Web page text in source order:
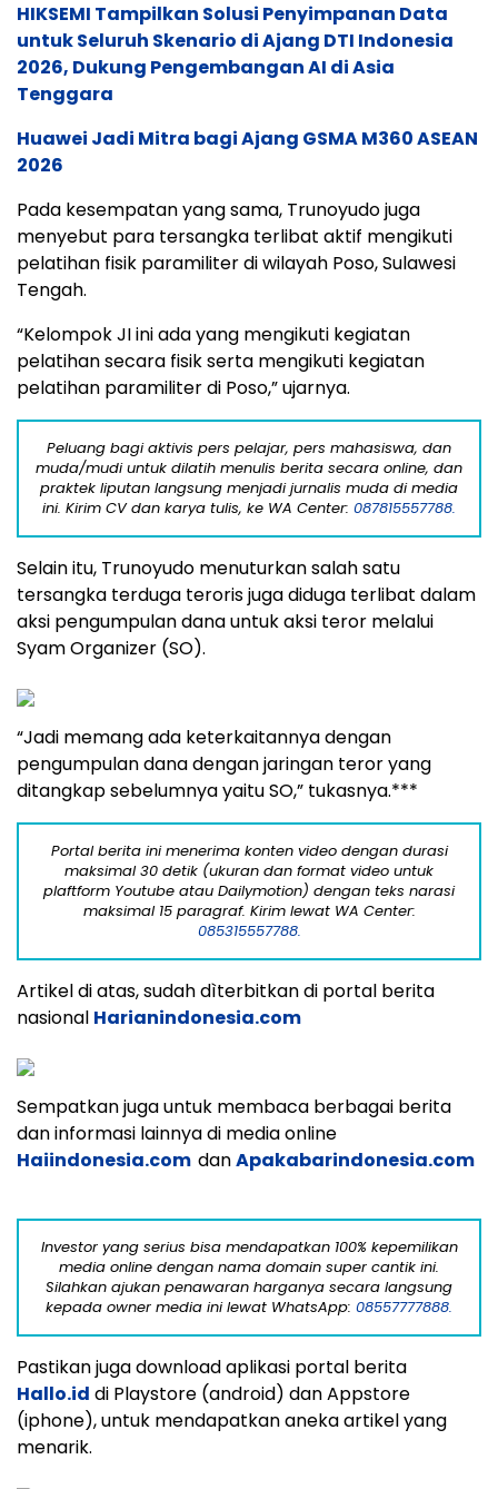
HIKSEMI Tampilkan Solusi Penyimpanan Data
untuk Seluruh Skenario di Ajang DTI Indonesia
2026, Dukung Pengembangan AI di Asia
Tenggara
Huawei Jadi Mitra bagi Ajang GSMA M360 ASEAN
2026
Pada kesempatan yang sama, Trunoyudo juga
menyebut para tersangka terlibat aktif mengikuti
pelatihan fisik paramiliter di wilayah Poso, Sulawesi
Tengah.
“Kelompok JI ini ada yang mengikuti kegiatan
pelatihan secara fisik serta mengikuti kegiatan
pelatihan paramiliter di Poso,” ujarnya.
Peluang bagi aktivis pers pelajar, pers mahasiswa, dan
muda/mudi untuk dilatih menulis berita secara online, dan
praktek liputan langsung menjadi jurnalis muda di media
ini. Kirim CV dan karya tulis, ke WA Center: 087815557788.
Selain itu, Trunoyudo menuturkan salah satu
tersangka terduga teroris juga diduga terlibat dalam
aksi pengumpulan dana untuk aksi teror melalui
Syam Organizer (SO).
“Jadi memang ada keterkaitannya dengan
pengumpulan dana dengan jaringan teror yang
ditangkap sebelumnya yaitu SO,” tukasnya.***
Portal berita ini menerima konten video dengan durasi
maksimal 30 detik (ukuran dan format video untuk
plaftform Youtube atau Dailymotion) dengan teks narasi
maksimal 15 paragraf. Kirim lewat WA Center:
085315557788.
Artikel di atas, sudah dìterbitkan di portal berita
nasional Harianindonesia.com
Sempatkan juga untuk membaca berbagai berita
dan informasi lainnya di media online
Haiindonesia.com danApakabarindonesia.com
Investor yang serius bisa mendapatkan 100% kepemilikan
media online dengan nama domain super cantik ini.
Silahkan ajukan penawaran harganya secara langsung
kepada owner media ini lewat WhatsApp: 08557777888.
Pastikan juga download aplikasi portal berita
Hallo.id di Playstore (android) dan Appstore
(iphone), untuk mendapatkan aneka artikel yang
menarik.